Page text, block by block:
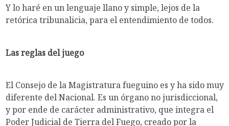
Y lo haré en un lenguaje llano y simple, lejos de la
retórica tribunalicia, para el entendimiento de todos.
Las reglas del juego
El Consejo de la Magistratura fueguino es y ha sido muy
diferente del Nacional. Es un órgano no jurisdiccional,
y por ende de carácter administrativo, que integra el
Poder Judicial de Tierra del Fuego, creado por la